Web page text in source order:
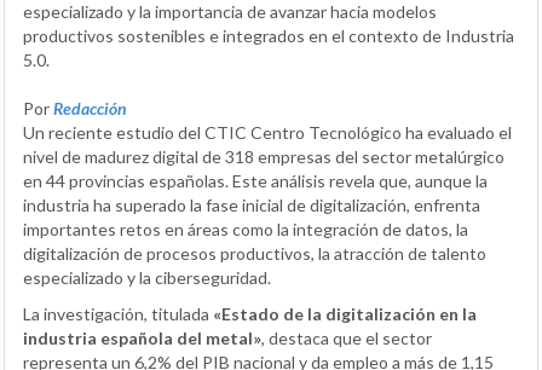
especializado y la importancia de avanzar hacia modelos
productivos sostenibles e integrados en el contexto de Industria
5.0.
PorRedacción
Un reciente estudio del CTIC Centro Tecnológico ha evaluado el
nivel de madurez digital de 318 empresas del sector metalúrgico
en 44 provincias españolas. Este análisis revela que, aunque la
industria ha superado la fase inicial de digitalización, enfrenta
importantes retos en áreas como la integración de datos, la
digitalización de procesos productivos, la atracción de talento
especializado y la ciberseguridad.
La investigación, titulada «Estado de la digitalización en la
industria española del metal», destaca que el sector
representa un 6,2% del PIB nacional y da empleo a más de 1,15